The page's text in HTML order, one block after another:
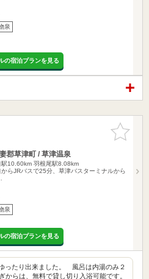
泉
の宿泊プランを見る
お気に入
りに追加
郡草津町 / 草津温泉
駅10.60km 羽根尾駅8.08km
らJRバスで25分、草津バスターミナルから
泉
の宿泊プランを見る
ったり出来ました。 風呂は内湯のみ２
からは、無料で貸し切り入浴可能です。